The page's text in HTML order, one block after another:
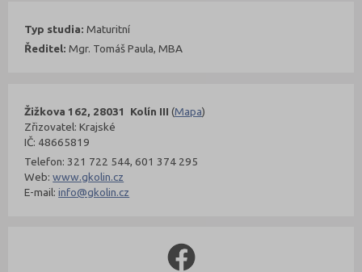
Žižkova 162, 28031 Kolín III (Mapa)
Zřizovatel: Krajské
IČ: 48665819
Telefon: 321 722 544, 601 374 295
Web:www.gkolin.cz
E-mail:info@gkolin.cz
Typ studia: Maturitní
Ředitel: Mgr. Tomáš Paula, MBA